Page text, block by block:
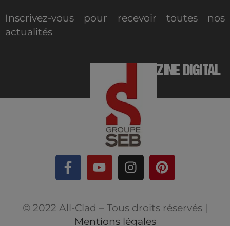
Inscrivez-vous pour recevoir toutes nos
actualités
MAGAZINE DIGITAL
© 2022 All-Clad – Tous droits réservés |
Mentions légales